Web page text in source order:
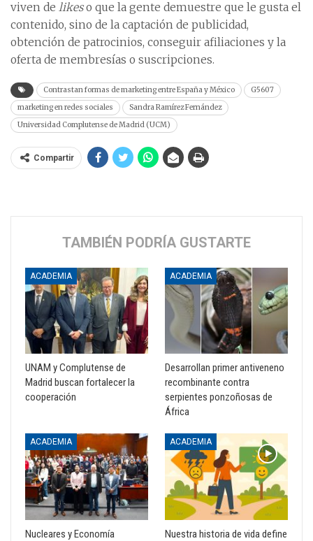
viven de likeso que la gente demuestre que le gusta el
contenido, sino de la captación de publicidad,
obtención de patrocinios, conseguir afiliaciones y la
oferta de membresías o suscripciones.
Contrastan formas de marketing entre España y México
G5607
marketing en redes sociales
Sandra Ramírez Fernández
Universidad Complutense de Madrid (UCM)
Compartir
TAMBIÉN PODRÍA GUSTARTE
ACADEMIA
UNAM y Complutense de
Madrid buscan fortalecer la
cooperación
ACADEMIA
Desarrollan primer antiveneno
recombinante contra
serpientes ponzoñosas de
África
ACADEMIA
Nucleares y Economía
ACADEMIA
Nuestra historia de vida define